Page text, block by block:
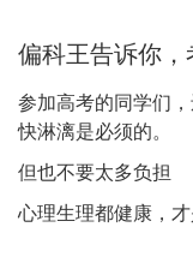
偏科王告诉你，
参加高考的同学们
快淋漓是必须的。
但也不要太多负担
心理生理都健康，